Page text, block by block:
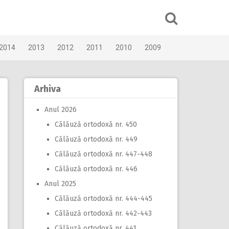
2013 2012 2011 2010 2009
Arhiva
Anul 2026
Călăuză ortodoxă nr. 450
Călăuză ortodoxă nr. 449
Călăuză ortodoxă nr. 447-448
Călăuză ortodoxă nr. 446
Anul 2025
Călăuză ortodoxă nr. 444-445
Călăuză ortodoxă nr. 442-443